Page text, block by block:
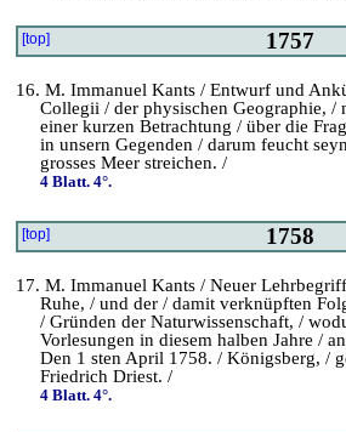
[top] 1757
16. M. Immanuel Kants / Entwurf und
Collegii / der physischen Geographie, /
einer kurzen Betrachtung / über die
in unsern Gegenden / darum feucht
grosses Meer streichen. /
4 Blatt. 4°.
[top] 1758
17. M. Immanuel Kants / Neuer
Ruhe, / und der / damit verknüpften
/ Gründen der Naturwissenschaft, /
Vorlesungen in diesem halben Jahre /
Den 1 sten April 1758. / Königsberg, /
Friedrich Driest. /
4 Blatt. 4°.